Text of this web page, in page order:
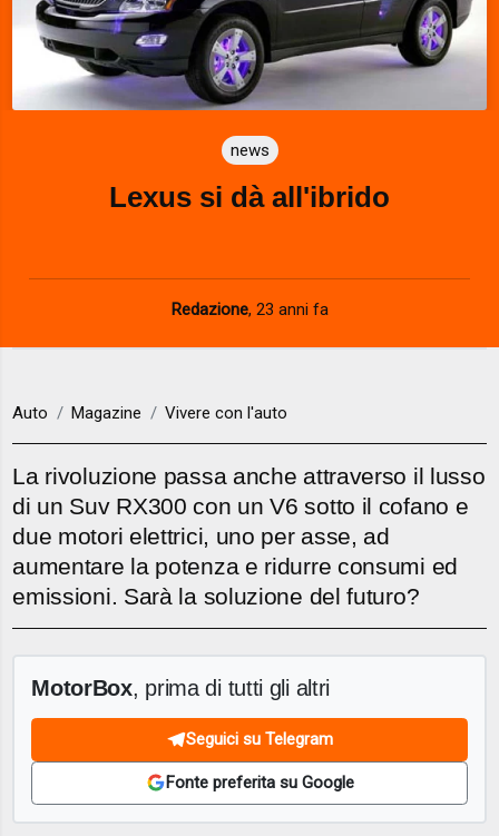
news
Lexus si dà all'ibrido
Redazione, 23 anni fa
Auto Magazine Vivere con l'auto
La rivoluzione passa anche attraverso il lusso
di un Suv RX300 con un V6 sotto il cofano e
due motori elettrici, uno per asse, ad
aumentare la potenza e ridurre consumi ed
emissioni. Sarà la soluzione del futuro?
MotorBox, prima di tutti gli altri
Seguici su Telegram
Fonte preferita su Google